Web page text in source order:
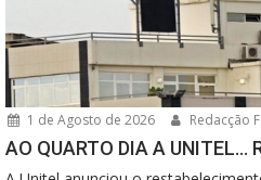
1 de Agosto de 2026 Redacção
AO QUARTO DIA A UNITEL…